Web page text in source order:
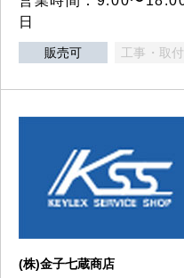
日
販売可 工事・取
(株)金子七蔵商店